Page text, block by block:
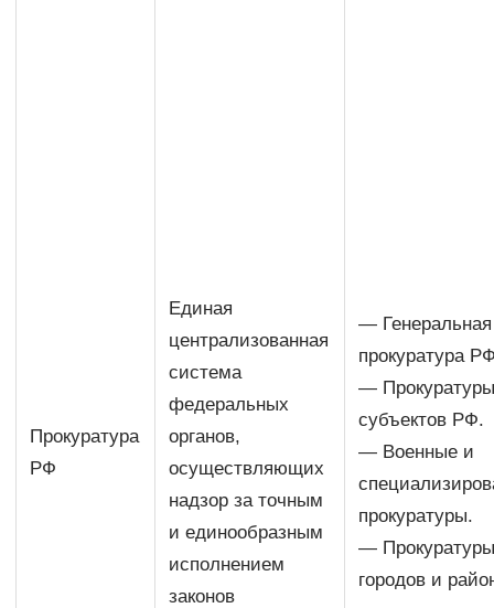
Прокуратура
РФ
Единая
централизованная
система
федеральных
органов,
осуществляющих
надзор за точным
и единообразным
исполнением
законов
— Генеральная
прокуратура
—
субъектов РФ.
— Военные и
прокуратуры.
—
городов и